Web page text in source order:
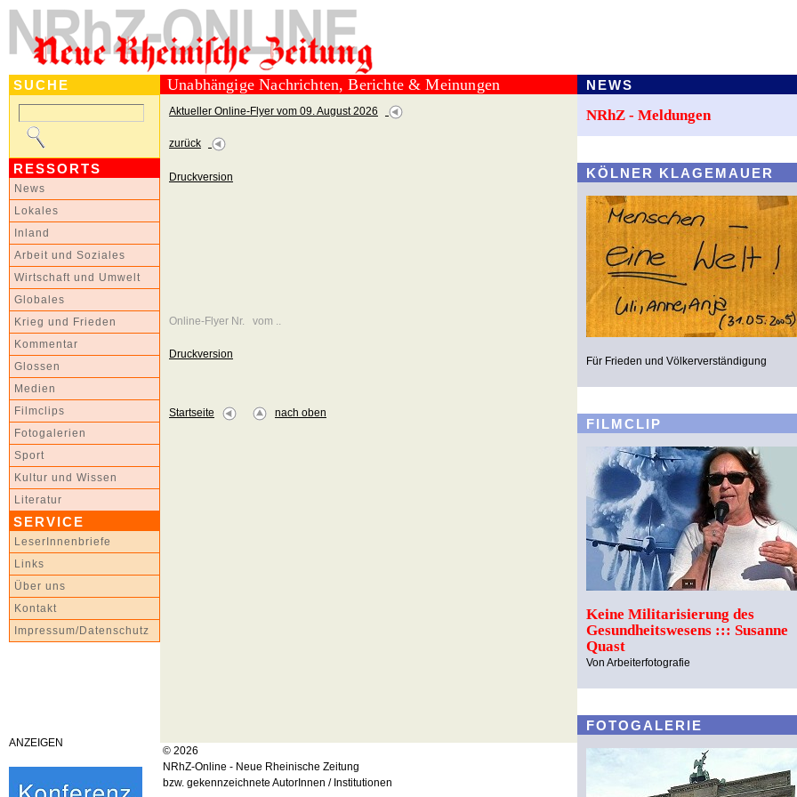
SUCHE
RESSORTS
News
Lokales
Inland
Arbeit und Soziales
Wirtschaft und Umwelt
Globales
Krieg und Frieden
Kommentar
Glossen
Medien
Filmclips
Fotogalerien
Sport
Kultur und Wissen
Literatur
SERVICE
LeserInnenbriefe
Links
Über uns
Kontakt
Impressum/Datenschutz
ANZEIGEN
Unabhängige Nachrichten, Berichte & Meinungen
Aktueller Online-Flyer vom 09. August 2026
zurück
Druckversion
Online-Flyer Nr. vom ..
Druckversion
Startseite nach oben
© 2026
NRhZ-Online - Neue Rheinische Zeitung
bzw. gekennzeichnete AutorInnen / Institutionen
NEWS
NRhZ - Meldungen
KÖLNER KLAGEMAUER
Für Frieden und Völkerverständigung
FILMCLIP
Keine Militarisierung des
Gesundheitswesens ::: Susanne
Quast
Von Arbeiterfotografie
FOTOGALERIE